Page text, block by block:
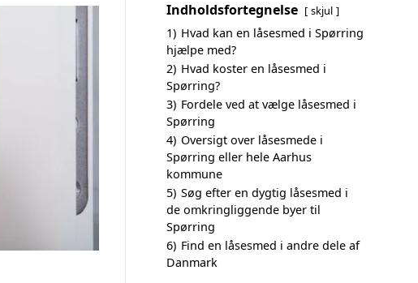
Indholdsfortegnelse skjul
1) Hvad kan en låsesmed i Spørring
hjælpe med?
2) Hvad koster en låsesmed i
Spørring?
3) Fordele ved at vælge låsesmed i
Spørring
4) Oversigt over låsesmede i
Spørring eller hele Aarhus
kommune
5) Søg efter en dygtig låsesmed i
de omkringliggende byer til
Spørring
6) Find en låsesmed i andre dele af
Danmark